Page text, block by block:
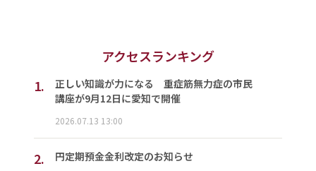
アクセスランキング
1.
正しい知識が力になる 重症筋無力症の市民
講座が9月12日に愛知で開催
2026.07.13 13:00
2. 円定期預金金利改定のお知らせ